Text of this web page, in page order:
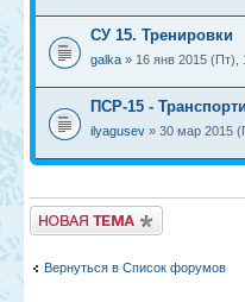
СУ 15. Тренировки
galka » 16 янв 2015 (Пт),
ПСР-15 -
ilyagusev » 30 мар 2015
Новая тема
Вернуться в Список форумов